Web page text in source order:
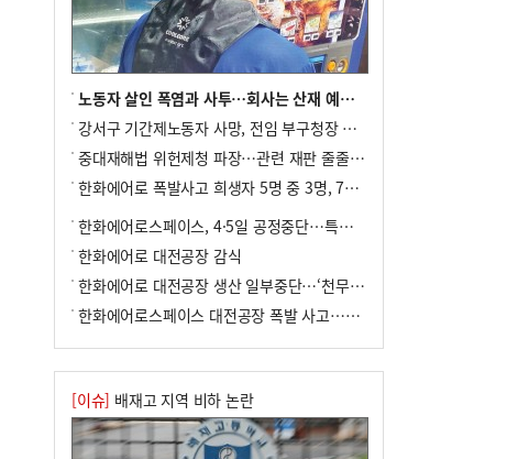
7
서울 중랑구서 흉기 난동…60대 남성 2명
사망
8
부산 앞바다에 기름 425ℓ 유출한 러시아
화물선 적발
9
입추 지났지만 푹푹 찐다…온열질환자 10
년 만에 3배
10 [2026 부산청소년극지체험탐험대 현장르
노동자 살인 폭염과 사투…회사는 산재 예방·전기료 절감 전력
강서구 기간제노동자 사망, 전임 부구청장 檢 송치
중대재해법 위헌제청 파장…관련 재판 줄줄이 브레이크
한화에어로 폭발사고 희생자 5명 중 3명, 7일 영면
한화에어로스페이스, 4·5일 공정중단…특별 안전점검
한화에어로 대전공장 감식
한화에어로 대전공장 생산 일부중단…‘천무’ 수출 비상
한화에어로스페이스 대전공장 폭발 사고…5명 사망·2명 부상(종합)
[이슈] 배재고 지역 비하 논란